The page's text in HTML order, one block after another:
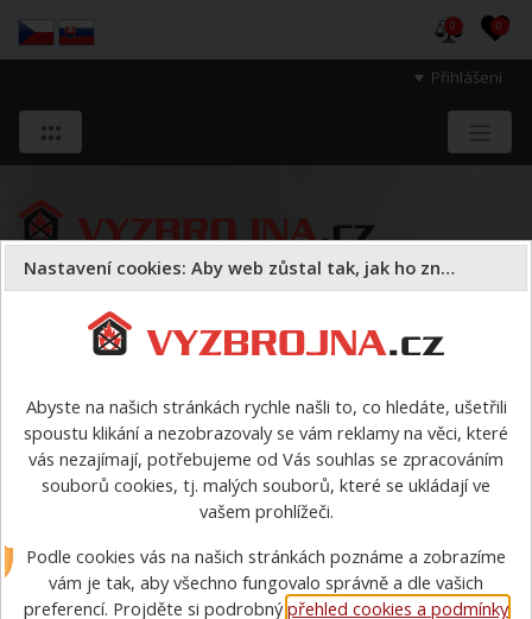
Přihlášení
0 0
a majetek druhých.
Čerpadla a vysavače plovoucí >Plovoucí čerpadlo PH-
MAMUT 2400
2400
Nastavení cookies: Aby web zůstal tak, jak ho znáte
Abyste na našich stránkách rychle našli to, co hledáte, ušetřili
spoustu klikání a nezobrazovaly se vám reklamy na věci, které
vás nezajímají, potřebujeme od Vás souhlas se zpracováním
souborů cookies, tj. malých souborů, které se ukládají ve
vašem prohlížeči.
Podle cookies vás na našich stránkách poznáme a zobrazíme
vám je tak, aby všechno fungovalo správně a dle vašich
preferencí. Projděte si podrobnýpřehled cookies a podmínky